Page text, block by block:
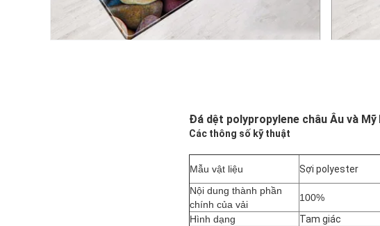
Đá dệt polypropylene châu Âu và Mỹ
Các thông số kỹ thuật
Mẫu vật liệu Sợi polyester
Nội dung thành phần
chính của vải
100%
Hình dạng
Tam giác